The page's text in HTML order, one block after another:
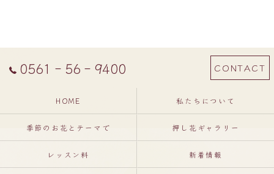
0561‐56‐9400 CONTACT
HOME 私たちについて
季節のお花とテーマで 押し花ギャラリー
レッスン料 新着情報